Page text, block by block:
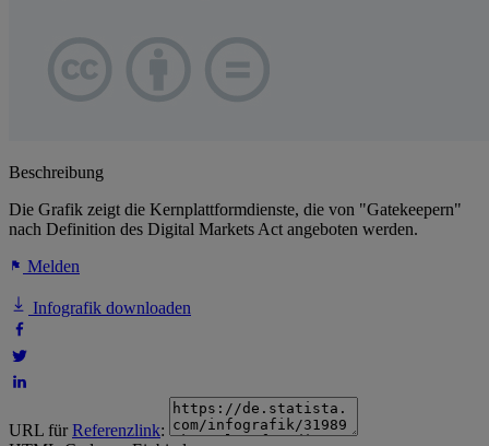
Beschreibung
Die Grafik zeigt die Kernplattformdienste, die von "Gatekeepern"
nach Definition des Digital Markets Act angeboten werden.
Melden
Infografik downloaden
URL fürReferenzlink: